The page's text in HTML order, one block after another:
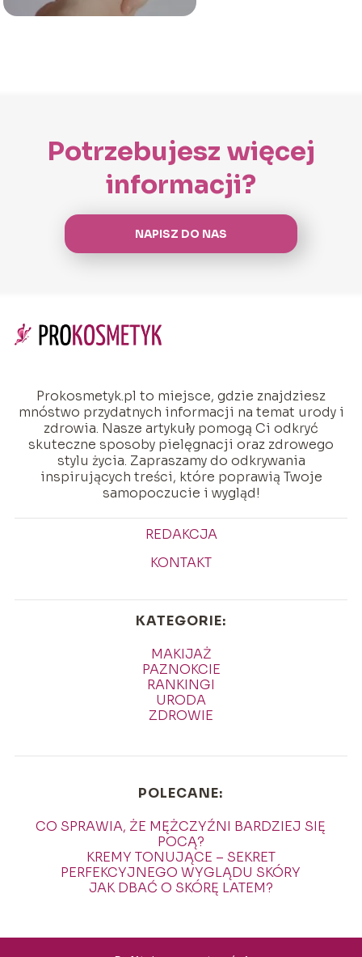
Potrzebujesz więcej
informacji?
NAPISZ DO NAS
Prokosmetyk.pl to miejsce, gdzie znajdziesz
mnóstwo przydatnych informacji na temat urody i
zdrowia. Nasze artykuły pomogą Ci odkryć
skuteczne sposoby pielęgnacji oraz zdrowego
stylu życia. Zapraszamy do odkrywania
inspirujących treści, które poprawią Twoje
samopoczucie i wygląd!
REDAKCJA
KONTAKT
KATEGORIE:
MAKIJAŻ
PAZNOKCIE
RANKINGI
URODA
ZDROWIE
POLECANE:
CO SPRAWIA, ŻE MĘŻCZYŹNI BARDZIEJ SIĘ
POCĄ?
KREMY TONUJĄCE – SEKRET
PERFEKCYJNEGO WYGLĄDU SKÓRY
JAK DBAĆ O SKÓRĘ LATEM?